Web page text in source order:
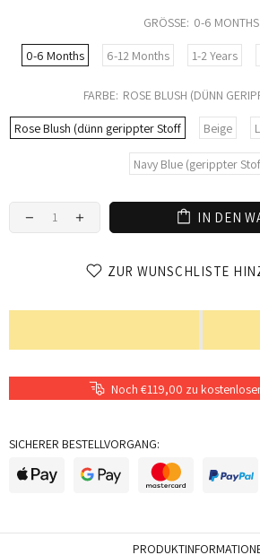
GRÖSSE: 0-6 MONTHS
0-6 Months 6-12 Months 1-2 Years
FARBE: ROSE BLUSH (DÜNN
Rose Blush (dünn gerippter Stoff Beige
Navy Blue (gerippter
IN DEN
ZUR WUNSCHLISTE
Noch €119,00 zu
SICHERER BESTELLVORGANG: